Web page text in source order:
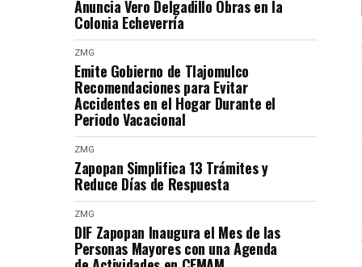
Anuncia Vero Delgadillo Obras en la
Colonia Echeverría
ZMG
Emite Gobierno de Tlajomulco
Recomendaciones para Evitar
Accidentes en el Hogar Durante el
Periodo Vacacional
ZMG
Zapopan Simplifica 13 Trámites y
Reduce Días de Respuesta
ZMG
DIF Zapopan Inaugura el Mes de las
Personas Mayores con una Agenda